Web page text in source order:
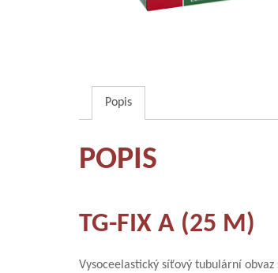
Popis
POPIS
TG-FIX A (25 M)
Vysoceelastický síťový tubulární